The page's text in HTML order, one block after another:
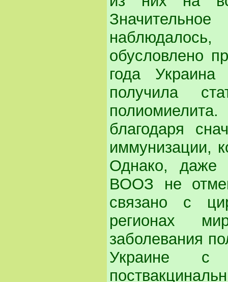
обусловлено
года Украина
получила
благодаря
иммунизации,
Однако, даже
ВООЗ не
связано с
регионах
заболевания
Украине с